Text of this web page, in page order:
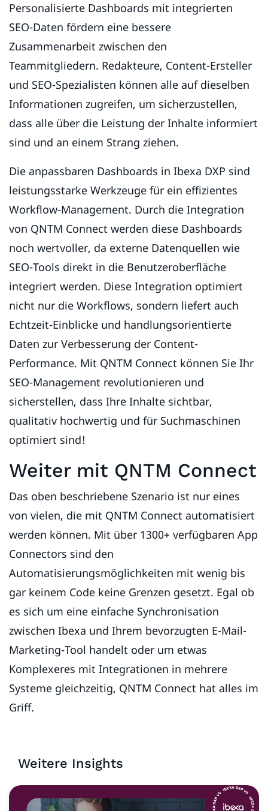
Personalisierte Dashboards mit integrierten
SEO-Daten fördern eine bessere
Zusammenarbeit zwischen den
Teammitgliedern. Redakteure, Content-Ersteller
und SEO-Spezialisten können alle auf dieselben
Informationen zugreifen, um sicherzustellen,
dass alle über die Leistung der Inhalte informiert
sind und an einem Strang ziehen.
Die anpassbaren Dashboards in Ibexa DXP sind
leistungsstarke Werkzeuge für ein effizientes
Workflow-Management. Durch die Integration
von QNTM Connect werden diese Dashboards
noch wertvoller, da externe Datenquellen wie
SEO-Tools direkt in die Benutzeroberfläche
integriert werden. Diese Integration optimiert
nicht nur die Workflows, sondern liefert auch
Echtzeit-Einblicke und handlungsorientierte
Daten zur Verbesserung der Content-
Performance. Mit QNTM Connect können Sie Ihr
SEO-Management revolutionieren und
sicherstellen, dass Ihre Inhalte sichtbar,
qualitativ hochwertig und für Suchmaschinen
optimiert sind!
Weiter mit QNTM Connect
Das oben beschriebene Szenario ist nur eines
von vielen, die mit QNTM Connect automatisiert
werden können. Mit über 1300+ verfügbaren App
Connectors sind den
Automatisierungsmöglichkeiten mit wenig bis
gar keinem Code keine Grenzen gesetzt. Egal ob
es sich um eine einfache Synchronisation
zwischen Ibexa und Ihrem bevorzugten E-Mail-
Marketing-Tool handelt oder um etwas
Komplexeres mit Integrationen in mehrere
Systeme gleichzeitig, QNTM Connect hat alles im
Griff.
Weitere Insights